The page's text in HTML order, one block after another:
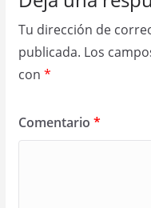
Tu dirección de
publicada. Los
con *
Comentario *